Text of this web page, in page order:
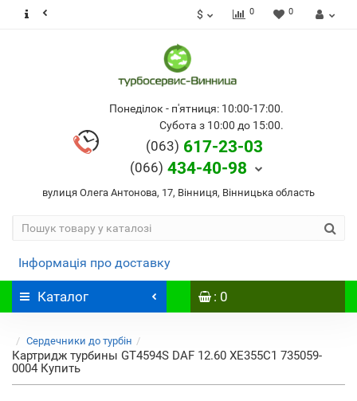
$ 0 0
Понеділок - п'ятниця: 10:00-17:00.
Субота з 10:00 до 15:00.
(063) 617-23-03
(066) 434-40-98
вулиця Олега Антонова, 17, Вінниця, Вінницька область
Інформація про доставку
Каталог : 0
Сердечники до турбін
Картридж турбины GT4594S DAF 12.60 XE355C1 735059-
0004 Купить